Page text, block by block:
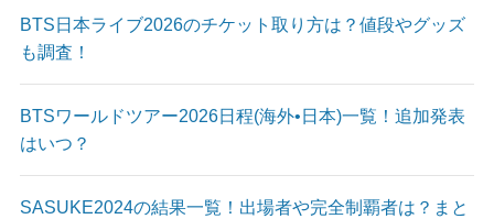
BTS日本ライブ2026のチケット取り方は？値段やグッズ
も調査！
BTSワールドツアー2026日程(海外•日本)一覧！追加発表
はいつ？
SASUKE2024の結果一覧！出場者や完全制覇者は？まと